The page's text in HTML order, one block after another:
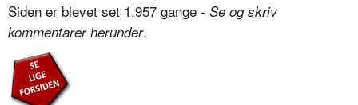
Siden er blevet set 1.957 gange - Se og skriv
kommentarer herunder.